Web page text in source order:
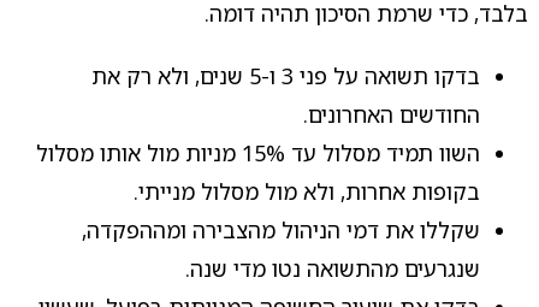
בלבד, כדי שרמת הסיכון תהיה דומה.
בדקו תשואה על פני 3 ו-5 שנים, ולא רק את
החודשים האחרונים.
השוו תמיד מסלול עד 15% מניות מול אותו מסלול
בקופות אחרות, ולא מול מסלול מנייתי.
שקללו את דמי הניהול מהצבירה ומההפקדה,
שנגרעים מהתשואה נטו מדי שנה.